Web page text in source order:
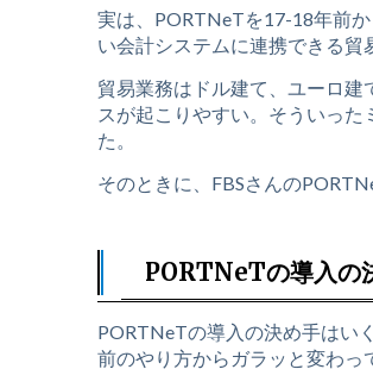
実は、PORTNeTを17-18年前
い会計システムに連携できる貿
貿易業務はドル建て、ユーロ建
スが起こりやすい。そういっ
た。
そのときに、FBSさんの
PORTNeTの導入の
PORTNeTの導入の決め手はい
前のやり方からガラッと変わっ